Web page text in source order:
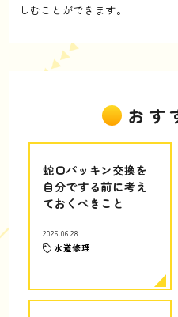
しむことができます。
おす
蛇口パッキン交換を
自分でする前に考え
ておくべきこと
2026.06.28
水道修理